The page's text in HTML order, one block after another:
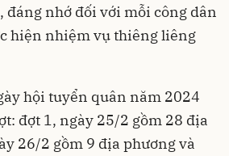
nhớ đối với mỗi công dân
hiện nhiệm vụ thiêng liêng
hội tuyển quân năm 2024
đợt 1, ngày 25/2 gồm 28 địa
26/2 gồm 9 địa phương và